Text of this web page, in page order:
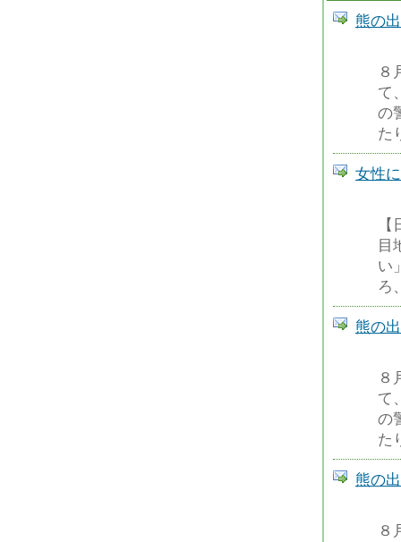
熊の
８
て
の
た
女性
目
い
ろ
熊の
８
て
の
た
熊の
８